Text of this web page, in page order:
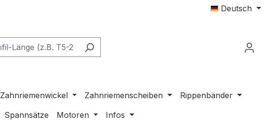
Deutsch
Zahnriemenwickel Zahnriemenscheiben
Rippenbänder
Spannsätze Motoren Infos